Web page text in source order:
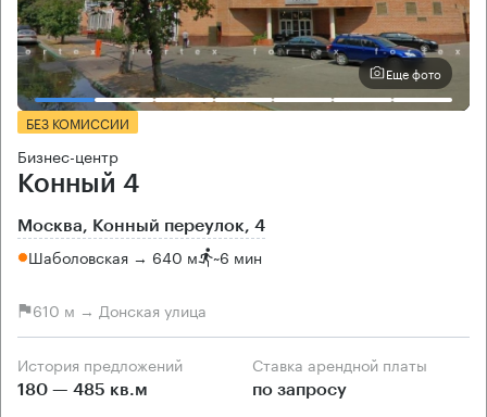
Еще фото
БЕЗ КОМИССИИ
Бизнес-центр
Конный 4
Москва, Конный переулок, 4
Шаболовская → 640 м ~6 мин
610 м → Донская улица
История предложений
180 — 485 кв.м
Ставка арендной платы
по запросу